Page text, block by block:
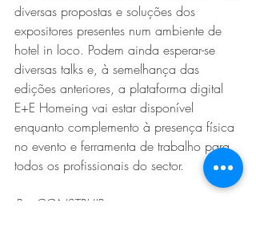
diversas propostas e soluções dos
expositores presentes num ambiente de
hotel in loco. Podem ainda esperar-se
diversas talks e, à semelhança das
edições anteriores, a plataforma digital
E+E Homeing vai estar disponível
enquanto complemento à presença física
no evento e ferramenta de trabalho para
todos os profissionais do sector.
Por CONSTRUIR